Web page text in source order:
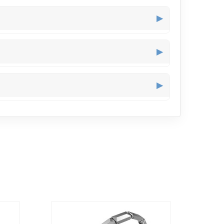
▶
▶
▶